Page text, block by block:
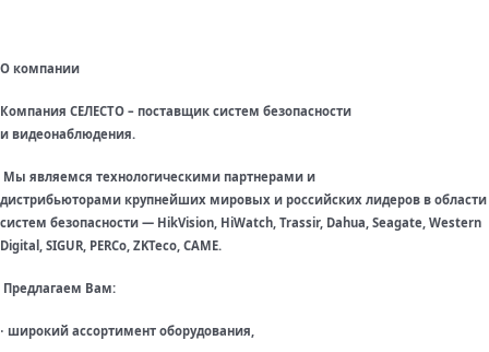
О компании
Компания СЕЛЕСТО – поставщик систем безопасности
и видеонаблюдения.
Мы являемся технологическими партнерами и
дистрибьюторами крупнейших мировых и российских лидеров в области
систем безопасности — HikVision, HiWatch, Trassir, Dahua, Seagate, Western
Digital, SIGUR, PERCo, ZKTeco, CAME.
Предлагаем Вам:
· широкий ассортимент оборудования,